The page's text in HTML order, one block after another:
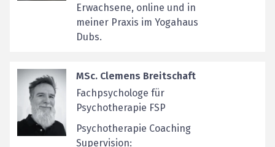
Erwachsene, online und in
meiner Praxis im Yogahaus
Dubs.
MSc. Clemens Breitschaft
Fachpsychologe für
Psychotherapie FSP
Psychotherapie Coaching
Supervision: